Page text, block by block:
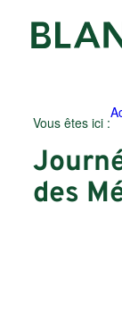
Vous êtes ici :
des